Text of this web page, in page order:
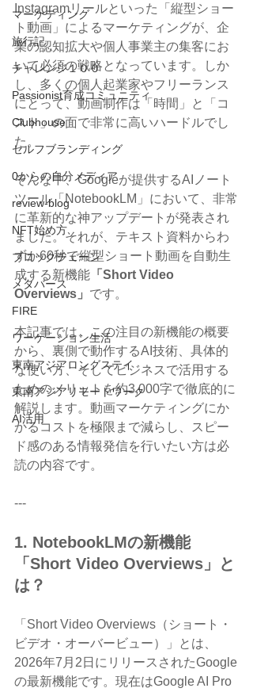
マーケティング
旅行記
チャレンジ１００
Passionist育成コミュニティ
Clubhouse
セルフブランディング
0からの自分メディア
review-blog
NFT始め方
ブロックチェーン
メタバース
FIRE
ワーケーション生活
東南アジアロングステイ
東南アジアリモートワーク
AI活用
Instagramリールといった「縦型ショー
ト動画」によるマーケティングが、企
業の認知拡大や個人事業主の集客にお
いて必須の戦略となっています。しか
し、多くの個人起業家やフリーランス
にとって、動画制作は「時間」と「コ
スト」の面で非常に高いハードルでし
た。
そんな中、Googleが提供するAIノート
ツール「NotebookLM」において、非常
に革新的な神アップデートが発表され
ました。それが、テキスト資料からわ
ずか60秒で縦型ショート動画を自動生
成する新機能 「Short Video
Overviews」 です。
本記事では、この注目の新機能の概要
から、裏側で動作するAI技術、具体的
な使い方、そしてビジネスで活用する
ためのメリットを約3,000字で徹底的に
解説します。動画マーケティングにか
かるコストを極限まで減らし、スピー
ド感のある情報発信を行いたい方は必
読の内容です。
---
1. NotebookLMの新機能
「Short Video Overviews」と
は？
「Short Video Overviews（ショート・
ビデオ・オーバービュー）」とは、
2026年7月2日にリリースされたGoogle
の最新機能です。現在はGoogle AI Pro